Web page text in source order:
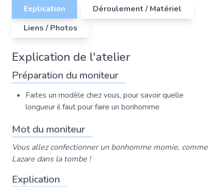
Explication
Déroulement / Matériel
Liens / Photos
Explication de l'atelier
Préparation du moniteur
Faites un modèle chez vous, pour savoir quelle
longueur il faut pour faire un bonhomme
Mot du moniteur
Vous allez confectionner un bonhomme momie, comme
Lazare dans la tombe !
Explication